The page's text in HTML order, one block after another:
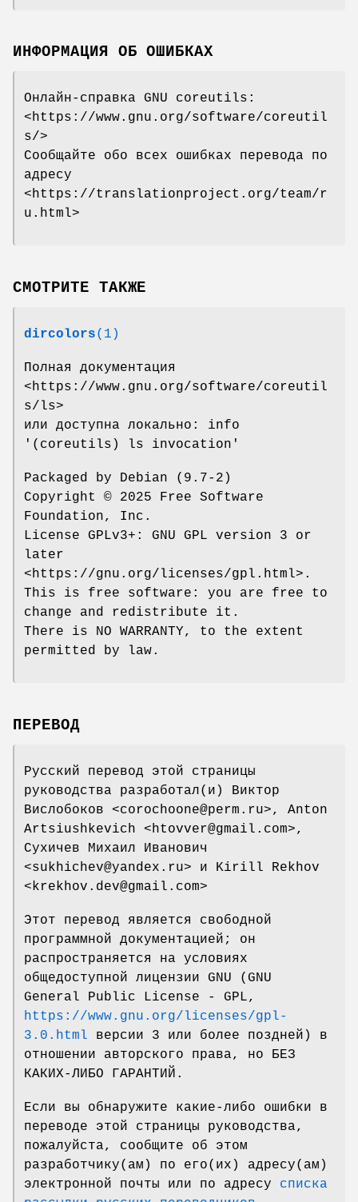
ИНФОРМАЦИЯ ОБ ОШИБКАХ
Онлайн-справка GNU coreutils:
<https://www.gnu.org/software/coreutil
s/>
Сообщайте обо всех ошибках перевода по
адресу
<https://translationproject.org/team/r
u.html>
СМОТРИТЕ ТАКЖЕ
dircolors(1)
Полная документация
<https://www.gnu.org/software/coreutil
s/ls>
или доступна локально: info
'(coreutils) ls invocation'
Packaged by Debian (9.7-2)
Copyright © 2025 Free Software
Foundation, Inc.
License GPLv3+: GNU GPL version 3 or
later
<https://gnu.org/licenses/gpl.html>.
This is free software: you are free to
change and redistribute it.
There is NO WARRANTY, to the extent
permitted by law.
ПЕРЕВОД
Русский перевод этой страницы
руководства разработал(и) Виктор
Вислобоков <corochoone@perm.ru>, Anton
Artsiushkevich <htovver@gmail.com>,
Сухичев Михаил Иванович
<sukhichev@yandex.ru> и Kirill Rekhov
<krekhov.dev@gmail.com>
Этот перевод является свободной
программной документацией; он
распространяется на условиях
общедоступной лицензии GNU (GNU
General Public License - GPL,
https://www.gnu.org/licenses/gpl-
3.0.html версии 3 или более поздней) в
отношении авторского права, но БЕЗ
КАКИХ-ЛИБО ГАРАНТИЙ.
Если вы обнаружите какие-либо ошибки в
переводе этой страницы руководства,
пожалуйста, сообщите об этом
разработчику(ам) по его(их) адресу(ам)
электронной почты или по адресу списка